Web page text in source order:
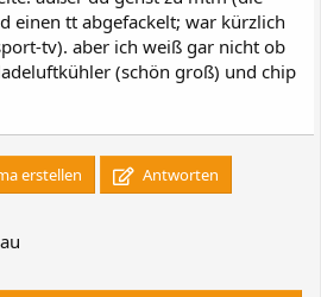
einen tt abgefackelt; war kürzlich
tv). aber ich weiß gar nicht ob
(schön groß) und chip
erstellen Antworten